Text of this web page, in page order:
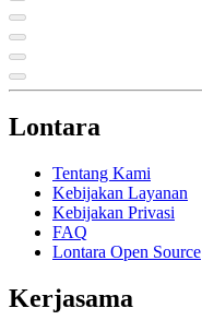
Lontara
Tentang Kami
Kebijakan Layanan
Kebijakan Privasi
FAQ
Lontara Open Source
Kerjasama